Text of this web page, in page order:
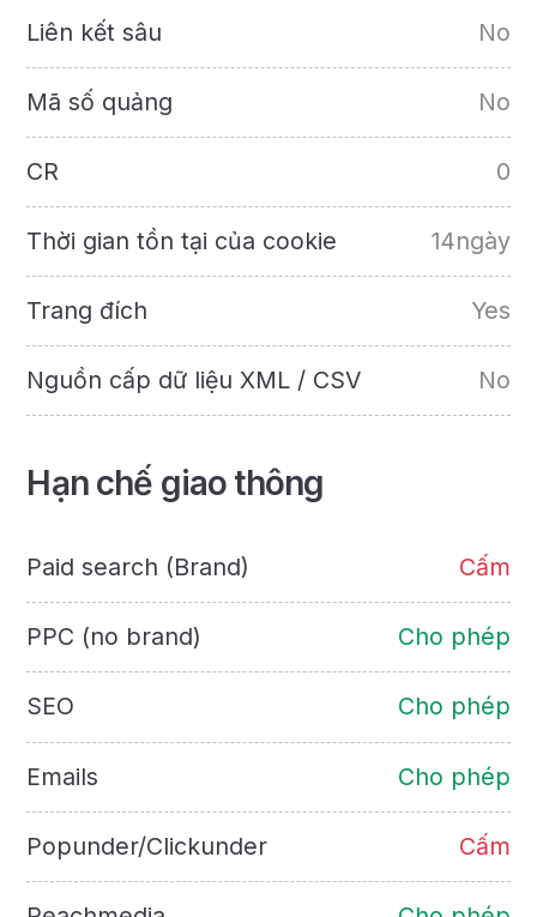
Liên kết sâu No
Mã số quảng No
CR 0
Thời gian tồn tại của cookie 14ngày
Trang đích Yes
Nguồn cấp dữ liệu XML / CSV No
Hạn chế giao thông
Paid search (Brand) Cấm
PPC (no brand) Cho phép
SEO Cho phép
Emails Cho phép
Popunder/Clickunder Cấm